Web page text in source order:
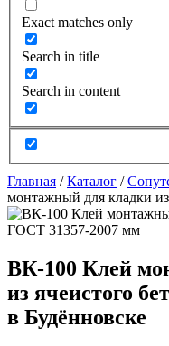
Exact matches only
Search in title
Search in content
Главная /Каталог /
монтажный для кладки
ВК-100 Клей
из ячеистого
в Будённовске